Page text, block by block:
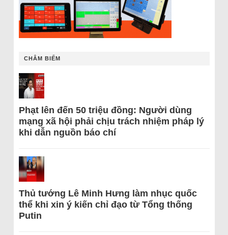
CHÂM BIẾM
Phạt lên đến 50 triệu đồng: Người dùng
mạng xã hội phải chịu trách nhiệm pháp lý
khi dẫn nguồn báo chí
Thủ tướng Lê Minh Hưng làm nhục quốc
thể khi xin ý kiến chỉ đạo từ Tổng thống
Putin